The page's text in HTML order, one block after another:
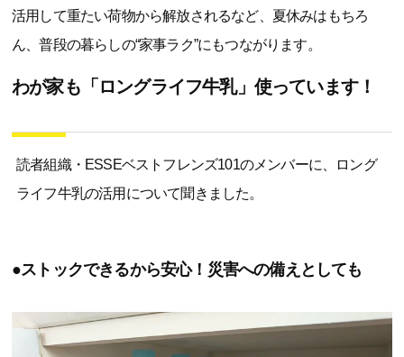
活用して重たい荷物から解放されるなど、夏休みはもちろ
ん、普段の暮らしの“家事ラク”にもつながります。
わが家も「ロングライフ牛乳」使っています！
読者組織・ESSEベストフレンズ101のメンバーに、ロング
ライフ牛乳の活用について聞きました。
●ストックできるから安心！災害への備えとしても